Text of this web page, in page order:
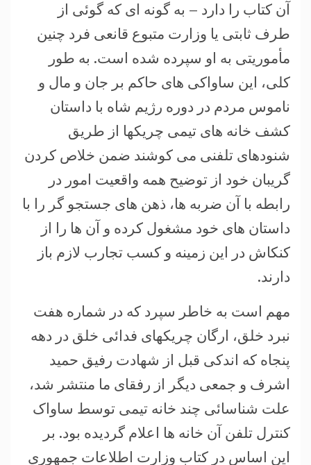
آن کتاب را دارد – به گونه ای که گوئی از
طرف ثابتی یا وزارت متبوع قانعی فرد چنین
مأموریتی به او سپرده شده است. به طور
کلی، این ساواکی های حاکم بر جان و مال و
ناموس مردم در دوره رژیم شاه با داستان
کشف خانه های تیمی چریکها از طریق
شنودهای تلفنی می کوشند ضمن خلاص کردن
گریبان خود از توضیح همه واقعیت امور در
رابطه با آن ضربه ها، ذهن های جستجو گر را با
داستان های خود مشغول کرده و آن ها را از
کنکاش در این زمینه و کسب تجارب لازم باز
دارند.
مهم است به خاطر سپرد که در شماره هفت
نبرد خلق، ارگان چریکهای فدائی خلق در دهه
پنجاه که اندکی قبل از شهادت رفیق حمید
اشرف و جمعی دیگر از رفقای ما منتشر شد،
علت شناسائی چند خانه تیمی توسط ساواک
کنترل تلفن آن خانه ها اعلام گردیده بود. بر
این اساس در کتاب وزارت اطلاعات جمهوری